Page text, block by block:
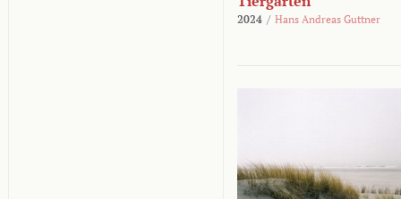
2024 / Hans Andreas Guttner